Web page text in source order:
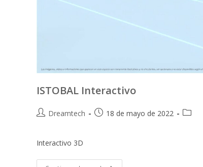
ISTOBAL Interactivo
Dreamtech 18 de mayo de 2022
Interactivo 3D